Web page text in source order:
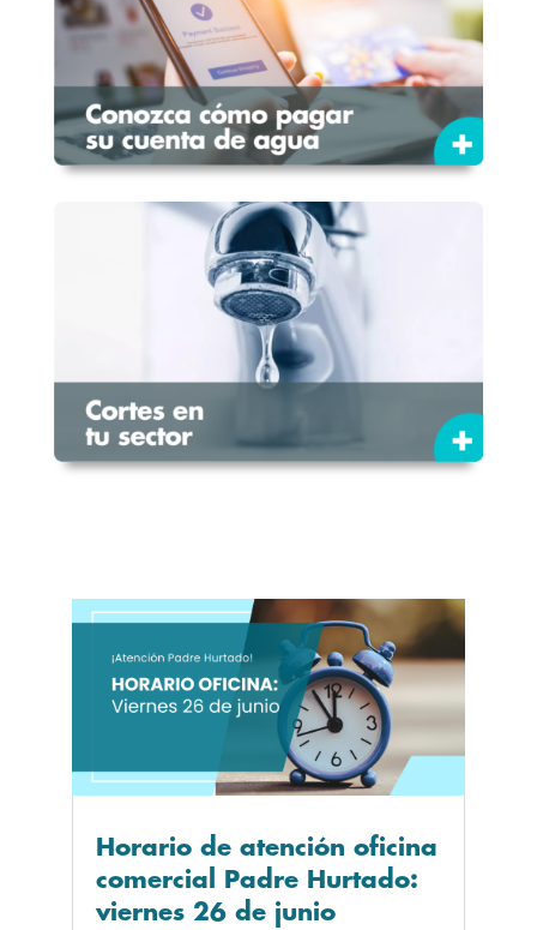
Horario de atención oficina
comercial Padre Hurtado:
viernes 26 de junio